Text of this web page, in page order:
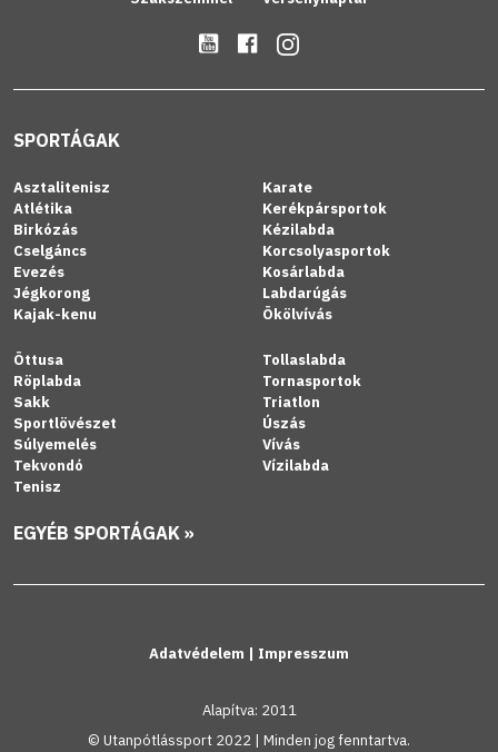
SPORTÁGAK
Asztalitenisz
Atlétika
Birkózás
Cselgáncs
Evezés
Jégkorong
Kajak-kenu
Karate
Kerékpársportok
Kézilabda
Korcsolyasportok
Kosárlabda
Labdarúgás
Ökölvívás
Öttusa
Röplabda
Sakk
Sportlövészet
Súlyemelés
Tekvondó
Tenisz
Tollaslabda
Tornasportok
Triatlon
Úszás
Vívás
Vízilabda
EGYÉB SPORTÁGAK »
Adatvédelem | Impresszum
Alapítva: 2011
© Utanpótlássport 2022 | Minden jog fenntartva.